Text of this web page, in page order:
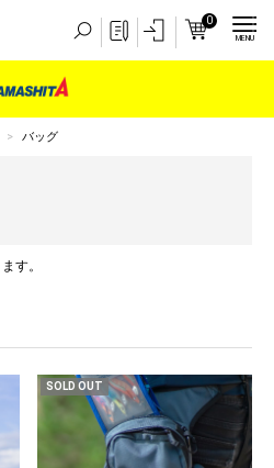
0
MENU
バッグ
す。
SOLD OUT